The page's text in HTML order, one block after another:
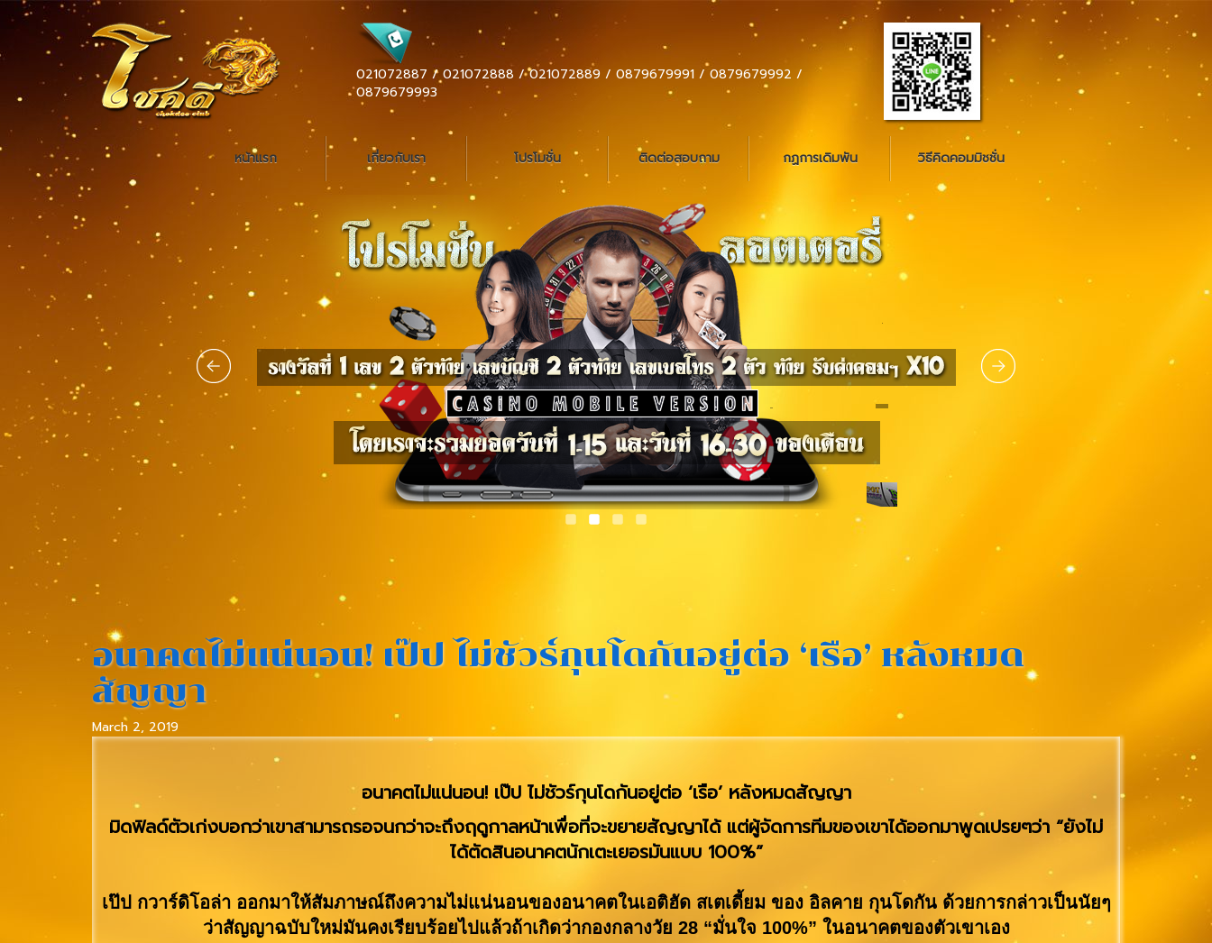
021072887 / 021072888 / 021072889 / 0879679991 / 0879679992 /
0879679993
หน้าแรก เกี่ยวกับเรา โปรโมชั่น ติดต่อสอบถาม กฏการเดิมพัน วิธีคิดคอมมิชชั่น
อนาคตไม่แน่นอน! เป๊ป ไม่ชัวร์กุนโดกันอยู่ต่อ ‘เรือ’ หลังหมด
สัญญา
March 2, 2019
อนาคตไม่แน่นอน! เป๊ป ไม่ชัวร์กุนโดกันอยู่ต่อ ‘เรือ’ หลังหมดสัญญา
มิดฟิลด์ตัวเก่งบอกว่าเขาสามารถรอจนกว่าจะถึงฤดูกาลหน้าเพื่อที่จะขยายสัญญาได้ แต่ผู้จัดการทีมของเขาได้ออกมาพูดเปรยๆว่า “ยังไม่
ได้ตัดสินอนาคตนักเตะเยอรมันแบบ 100%”
เป๊ป กวาร์ดิโอล่า ออกมาให้สัมภาษณ์ถึงความไม่แน่นอนของอนาคตในเอติฮัด สเตเดี้ยม ของ อิลคาย กุนโดกัน ด้วยการกล่าวเป็นนัยๆ
ว่าสัญญาฉบับใหม่มันคงเรียบร้อยไปแล้วถ้าเกิดว่ากองกลางวัย 28 “มั่นใจ 100%” ในอนาคตของตัวเขาเอง